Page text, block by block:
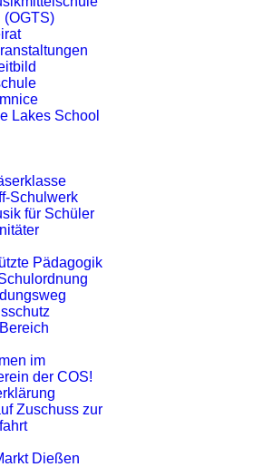
(OGTS)
Lakes School
Schulwerk
für Schüler
Pädagogik
im
der COS!
Zuschuss zur
Dießen